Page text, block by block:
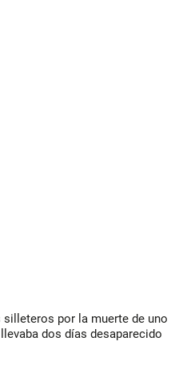
silleteros por la muerte de uno
dos días desaparecido